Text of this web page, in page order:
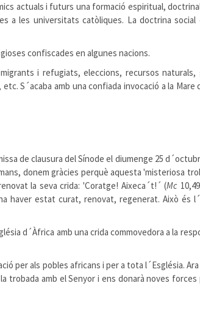
actuals i futurs una formació espiritual,
a les universitats catòliques. La doctrina social
confiscades en algunes nacions.
i refugiats, eleccions, recursos naturals,
S´acaba amb una confiada invocació a la Mare
de clausura del Sínode el diumenge 25
donem gràcies perquè aquesta 'misteriosa
la seva crida: 'Coratge! Aixeca´t!´ (Mc
haver estat curat, renovat, regenerat. Això és
d´Àfrica amb una crida commovedora a la
per als pobles africans i per a tota l´Església.
amb el Senyor i ens donarà noves forces